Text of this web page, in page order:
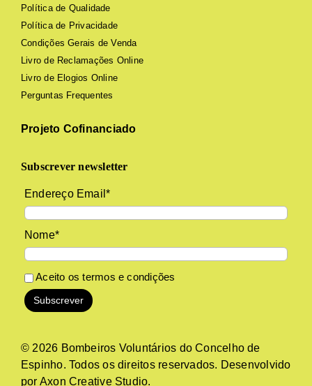
Política de Qualidade
Política de Privacidade
Condições Gerais de Venda
Livro de Reclamações Online
Livro de Elogios Online
Perguntas Frequentes
Projeto Cofinanciado
Subscrever newsletter
Endereço Email*
Nome*
Aceito ostermos e condições
© 2026 Bombeiros Voluntários do Concelho de
Espinho. Todos os direitos reservados. Desenvolvido
por Axon Creative Studio.